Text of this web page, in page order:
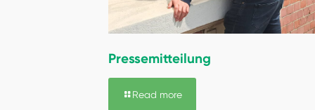
Pressemitteilung
Read more